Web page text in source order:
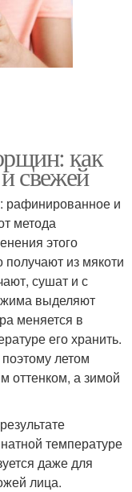
как
свежей
рафинированное и
метода
этого
из мякоти
сушат и с
выделяют
меняется в
его хранить.
летом
оттенком, а зимой
температуре
даже для
лица.